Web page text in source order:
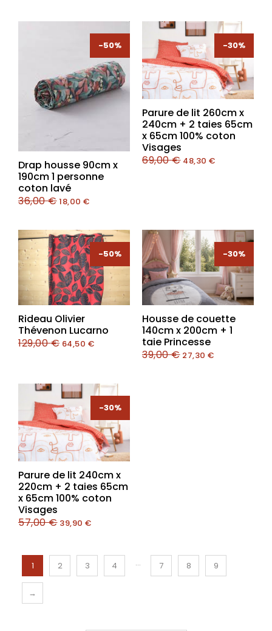
-50%
Drap housse 90cm x
190cm 1 personne
coton lavé
36,00€18,00 €
-30%
-30%
Parure de lit 260cm x
240cm + 2 taies 65cm
x 65cm 100% coton
Visages
69,00€ 48,30 €
-50%
-50%
Rideau Olivier
Thévenon Lucarno
129,00€ 64,50 €
-30%
-30%
Housse de couette
140cm x 200cm + 1
taie Princesse
39,00€ 27,30 €
-30%
-30%
Parure de lit 240cm x
220cm + 2 taies 65cm
x 65cm 100% coton
Visages
57,00€ 39,90 €
1 2 3 4 … 7 8 9
→